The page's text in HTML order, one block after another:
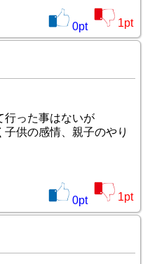
0pt 1pt
行った事はないが
供の感情、親子のやり
0pt 1pt